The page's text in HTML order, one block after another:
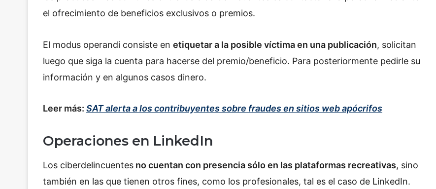
el ofrecimiento de beneficios exclusivos o premios.
El modus operandi consiste en etiquetar a la posible víctima en una publicación, solicitan
luego que siga la cuenta para hacerse del premio/beneficio. Para posteriormente pedirle su
información y en algunos casos dinero.
Leer más: SAT alerta a los contribuyentes sobre fraudes en sitios web apócrifos
Operaciones en LinkedIn
Los ciberdelincuentes no cuentan con presencia sólo en las plataformas recreativas, sino
también en las que tienen otros fines, como los profesionales, tal es el caso de LinkedIn.